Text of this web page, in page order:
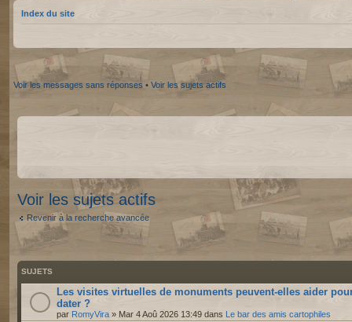
Index du site
Voir les messages sans réponses • Voir les sujets actifs
Voir les sujets actifs
Revenir à la recherche avancée
SUJETS
Les visites virtuelles de monuments peuvent-elles aider
dater ?
par RomyVira » Mar 4 Aoû 2026 13:49 dans Le bar des amis cartophiles